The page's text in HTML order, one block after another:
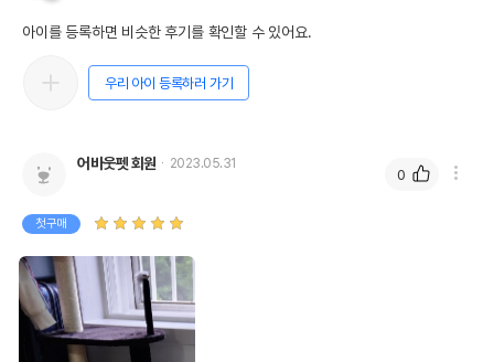
아이를 등록하면 비슷한 후기를 확인할 수 있어요.
우리 아이 등록하러 가기
어바웃펫 회원 2023.05.31
첫구매
0